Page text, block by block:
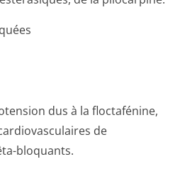
dus à la floctafénine,
de
bloquants.